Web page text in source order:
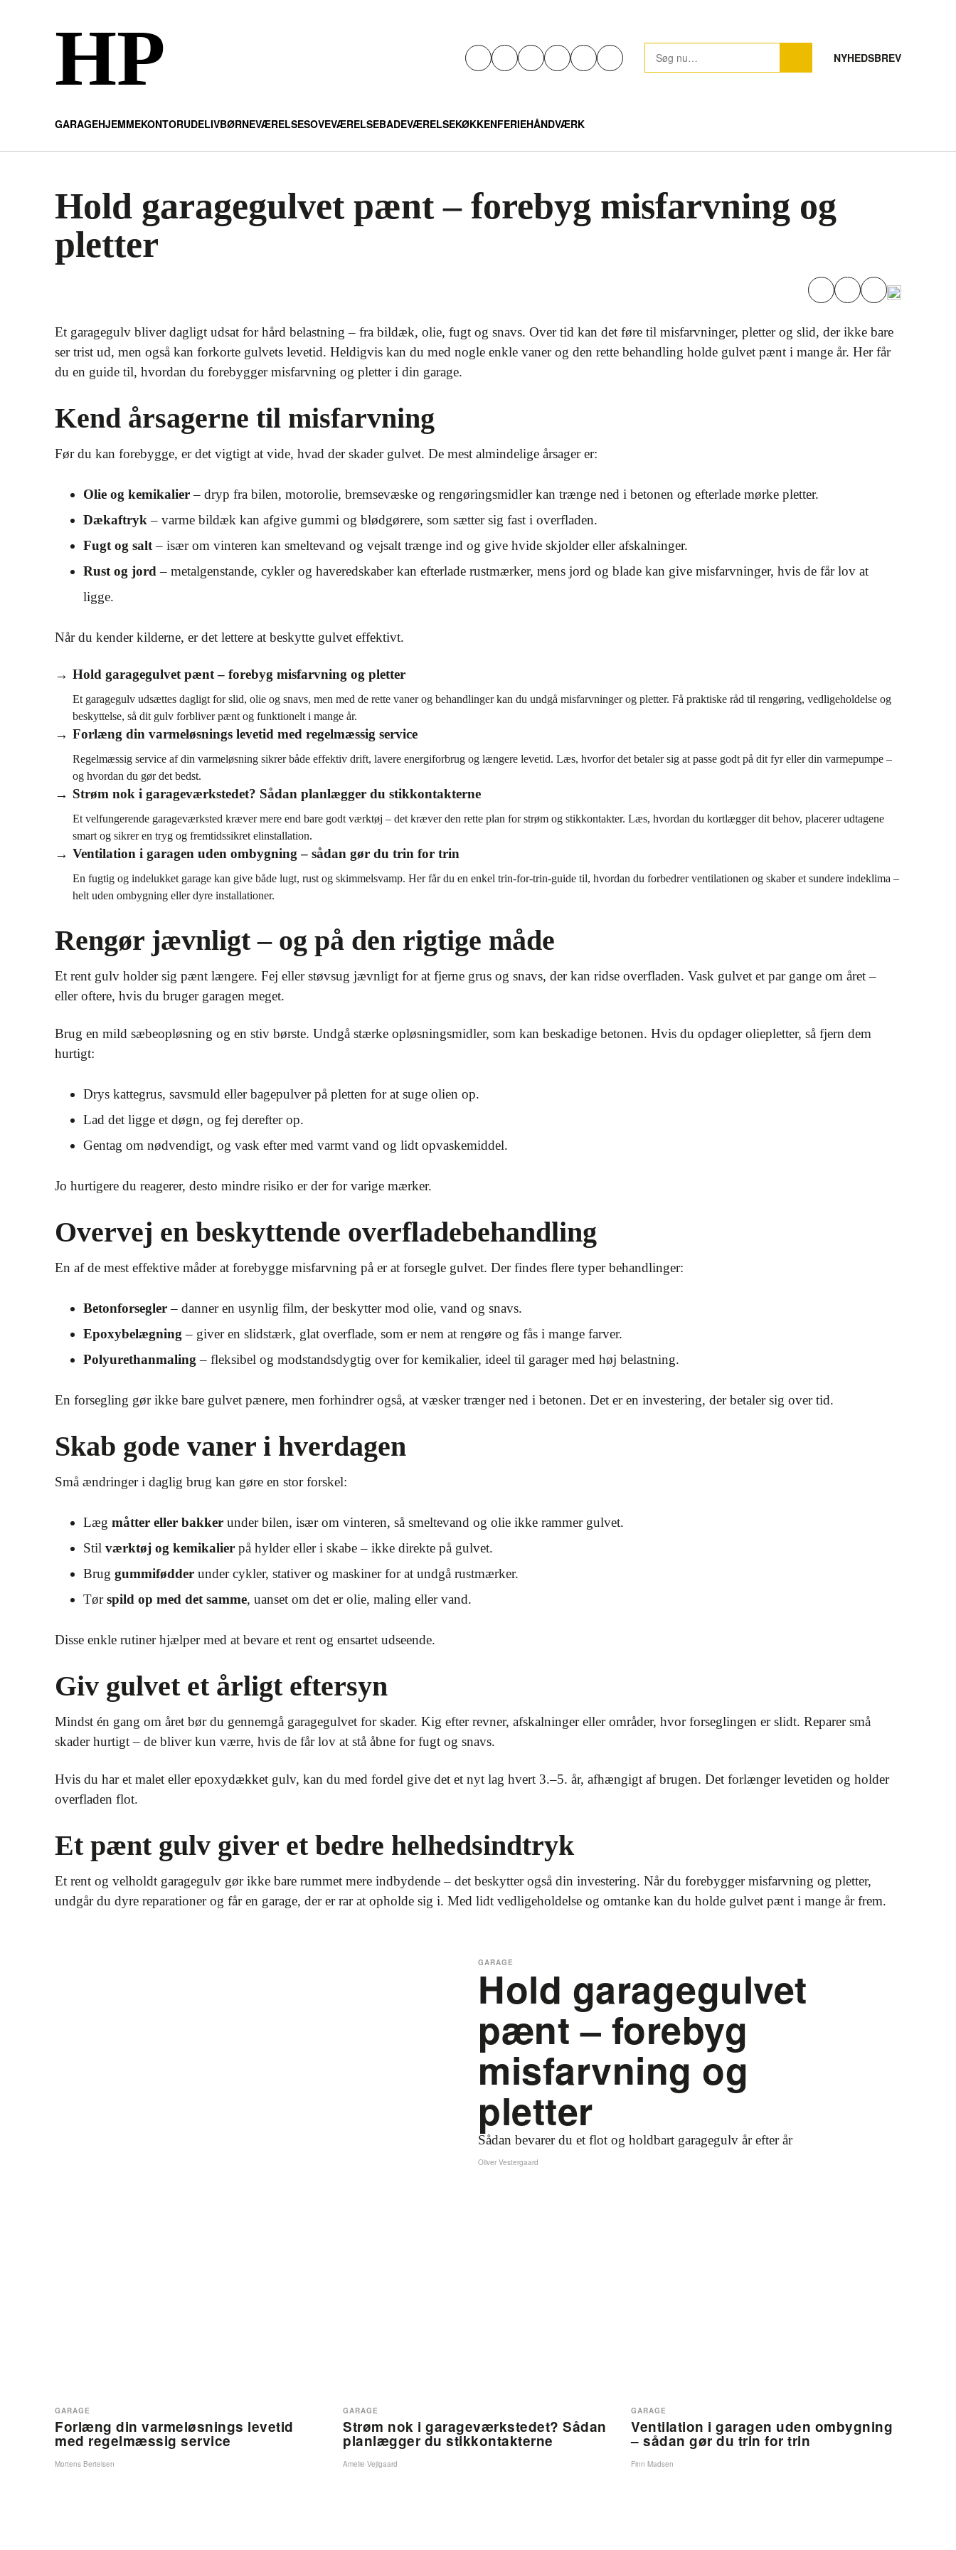
HP NYHEDSBREV
GARAGEHJEMMEKONTORUDELIVBØRNEVÆRELSESOVEVÆRELSEBADEVÆRELSEKØKKENFERIEHÅNDVÆRK
Hold garagegulvet pænt – forebyg misfarvning og
pletter
Et garagegulv bliver dagligt udsat for hård belastning – fra bildæk, olie, fugt og snavs. Over tid kan det føre til misfarvninger, pletter og slid, der ikke bare
ser trist ud, men også kan forkorte gulvets levetid. Heldigvis kan du med nogle enkle vaner og den rette behandling holde gulvet pænt i mange år. Her får
du en guide til, hvordan du forebygger misfarvning og pletter i din garage.
Kend årsagerne til misfarvning
Før du kan forebygge, er det vigtigt at vide, hvad der skader gulvet. De mest almindelige årsager er:
Olie og kemikalier– dryp fra bilen, motorolie, bremsevæske og rengøringsmidler kan trænge ned i betonen og efterlade mørke pletter.
Dækaftryk – varme bildæk kan afgive gummi og blødgørere, som sætter sig fast i overfladen.
Fugt og salt– især om vinteren kan smeltevand og vejsalt trænge ind og give hvide skjolder eller afskalninger.
Rust og jord – metalgenstande, cykler og haveredskaber kan efterlade rustmærker, mens jord og blade kan give misfarvninger, hvis de får lov at
ligge.
Når du kender kilderne, er det lettere at beskytte gulvet effektivt.
Hold garagegulvet pænt – forebyg misfarvning og pletter
Et garagegulv udsættes dagligt for slid, olie og snavs, men med de rette vaner og behandlinger kan du undgå misfarvninger og pletter. Få praktiske råd til rengøring, vedligeholdelse og
beskyttelse, så dit gulv forbliver pænt og funktionelt i mange år.
Forlæng din varmeløsnings levetid med regelmæssig service
Regelmæssig service af din varmeløsning sikrer både effektiv drift, lavere energiforbrug og længere levetid. Læs, hvorfor det betaler sig at passe godt på dit fyr eller din varmepumpe –
og hvordan du gør det bedst.
Strøm nok i garageværkstedet? Sådan planlægger du stikkontakterne
Et velfungerende garageværksted kræver mere end bare godt værktøj – det kræver den rette plan for strøm og stikkontakter. Læs, hvordan du kortlægger dit behov, placerer udtagene
smart og sikrer en tryg og fremtidssikret elinstallation.
Ventilation i garagen uden ombygning – sådan gør du trin for trin
En fugtig og indelukket garage kan give både lugt, rust og skimmelsvamp. Her får du en enkel trin-for-trin-guide til, hvordan du forbedrer ventilationen og skaber et sundere indeklima –
helt uden ombygning eller dyre installationer.
Rengør jævnligt – og på den rigtige måde
Et rent gulv holder sig pænt længere. Fej eller støvsug jævnligt for at fjerne grus og snavs, der kan ridse overfladen. Vask gulvet et par gange om året –
eller oftere, hvis du bruger garagen meget.
Brug en mild sæbeopløsning og en stiv børste. Undgå stærke opløsningsmidler, som kan beskadige betonen. Hvis du opdager oliepletter, så fjern dem
hurtigt:
Drys kattegrus, savsmuld eller bagepulver på pletten for at suge olien op.
Lad det ligge et døgn, og fej derefter op.
Gentag om nødvendigt, og vask efter med varmt vand og lidt opvaskemiddel.
Jo hurtigere du reagerer, desto mindre risiko er der for varige mærker.
Overvej en beskyttende overfladebehandling
En af de mest effektive måder at forebygge misfarvning på er at forsegle gulvet. Der findes flere typer behandlinger:
Betonforsegler– danner en usynlig film, der beskytter mod olie, vand og snavs.
Epoxybelægning – giver en slidstærk, glat overflade, som er nem at rengøre og fås i mange farver.
Polyurethanmaling – fleksibel og modstandsdygtig over for kemikalier, ideel til garager med høj belastning.
En forsegling gør ikke bare gulvet pænere, men forhindrer også, at væsker trænger ned i betonen. Det er en investering, der betaler sig over tid.
Skab gode vaner i hverdagen
Små ændringer i daglig brug kan gøre en stor forskel:
Læg måtter eller bakker under bilen, især om vinteren, så smeltevand og olie ikke rammer gulvet.
Stil værktøj og kemikalier på hylder eller i skabe – ikke direkte på gulvet.
Brug gummifødder under cykler, stativer og maskiner for at undgå rustmærker.
Tørspild op med det samme, uanset om det er olie, maling eller vand.
Disse enkle rutiner hjælper med at bevare et rent og ensartet udseende.
Giv gulvet et årligt eftersyn
Mindst én gang om året bør du gennemgå garagegulvet for skader. Kig efter revner, afskalninger eller områder, hvor forseglingen er slidt. Reparer små
skader hurtigt – de bliver kun værre, hvis de får lov at stå åbne for fugt og snavs.
Hvis du har et malet eller epoxydækket gulv, kan du med fordel give det et nyt lag hvert 3.–5. år, afhængigt af brugen. Det forlænger levetiden og holder
overfladen flot.
Et pænt gulv giver et bedre helhedsindtryk
Et rent og velholdt garagegulv gør ikke bare rummet mere indbydende – det beskytter også din investering. Når du forebygger misfarvning og pletter,
undgår du dyre reparationer og får en garage, der er rar at opholde sig i. Med lidt vedligeholdelse og omtanke kan du holde gulvet pænt i mange år frem.
Hold garagegulvet
pænt – forebyg
misfarvning og
pletter
Sådan bevarer du et flot og holdbart garagegulv år efter år
GARAGE
Oliver Vestergaard
Forlæng din varmeløsnings levetid
med regelmæssig service
GARAGE
Mortens Bertelsen
Strøm nok i garageværkstedet? Sådan
planlægger du stikkontakterne
GARAGE
Amelie Vejlgaard
Ventilation i garagen uden ombygning
– sådan gør du trin for trin
GARAGE
Finn Madsen